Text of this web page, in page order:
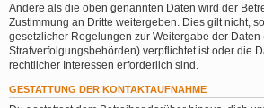
Andere als die oben genannten Daten wird der
Zustimmung an Dritte weitergeben. Dies gilt nicht,
gesetzlicher Regelungen zur Weitergabe der Daten
Strafverfolgungsbehörden) verpflichtet ist oder die
rechtlicher Interessen erforderlich sind.
GESTATTUNG DER KONTAKTAUFNAHME